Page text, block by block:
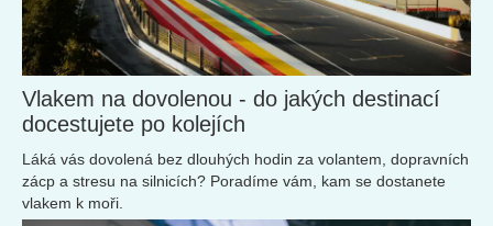
Vlakem na dovolenou - do jakých destinací
docestujete po kolejích
Láká vás dovolená bez dlouhých hodin za volantem, dopravních
zácp a stresu na silnicích? Poradíme vám, kam se dostanete
vlakem k moři.